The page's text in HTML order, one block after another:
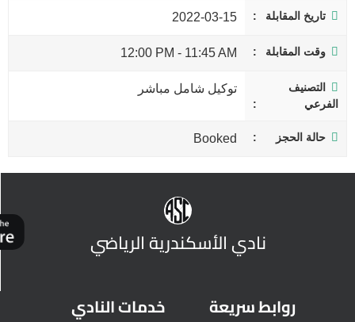
تاريخ المقابلة 2022-03-15
وقت المقابلة 11:45 AM
-
12:00 PM
التصنيف
الفرعي
توكيل شامل مباشر
حالة الحجز Booked
نادي الأسكندرية الرياضي
روابط سريعة خدمات النادي